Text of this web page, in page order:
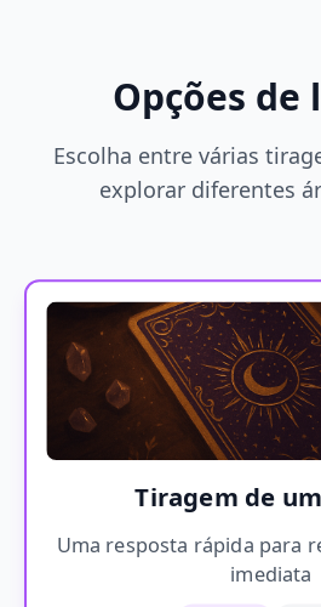
Opções de
Escolha entre várias
explorar diferentes
Tiragem de
Uma resposta rápida para
imediata